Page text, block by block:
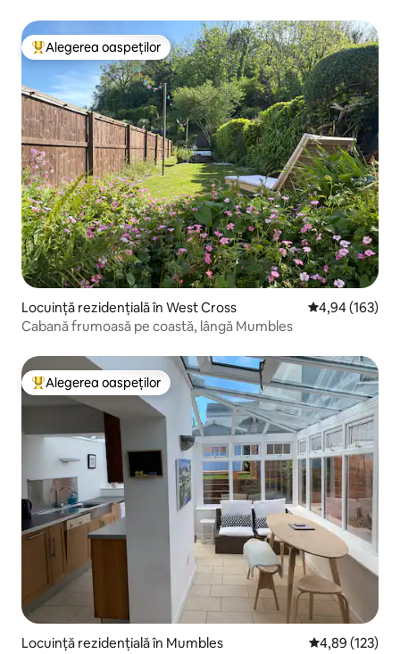
Locuință din topul categoriei Alegerea oaspeților
Alegerea oaspeților
Locuință rezidențială în West Cross Scor mediu de
4,94 (163)
Cabană frumoasă pe coastă, lângă Mumbles
Locuință din topul categoriei Alegerea oaspeților
Alegerea oaspeților
Locuință rezidențială în Mumbles Scor mediu de
4,89 (123)